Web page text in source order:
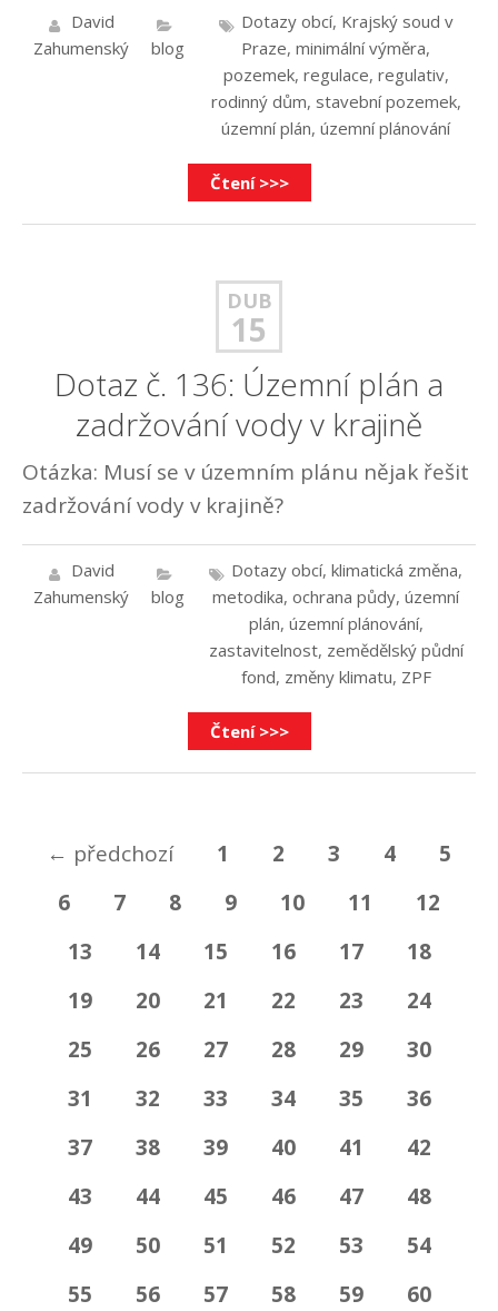
David
Zahumenský
blog
Dotazy obcí, Krajský soud v
Praze, minimální výměra,
pozemek, regulace, regulativ,
rodinný dům, stavební pozemek,
územní plán, územní plánování
Čtení >>>
DUB
15
Dotaz č. 136: Územní plán a
zadržování vody v krajině
Otázka: Musí se v územním plánu nějak řešit
zadržování vody v krajině?
David
Zahumenský
blog
Dotazy obcí, klimatická změna,
metodika, ochrana půdy, územní
plán, územní plánování,
zastavitelnost, zemědělský půdní
fond, změny klimatu, ZPF
Čtení >>>
← předchozí 1 2 3 4
5
6
7 8 9 10 11
12
13
14 15 16 17
18
19
20 21 22 23
24
25
26 27 28 29
30
31
32 33 34 35
36
37
38 39 40 41
42
43
44 45 46 47
48
49
50 51 52 53
54
55
56 57 58 59
60